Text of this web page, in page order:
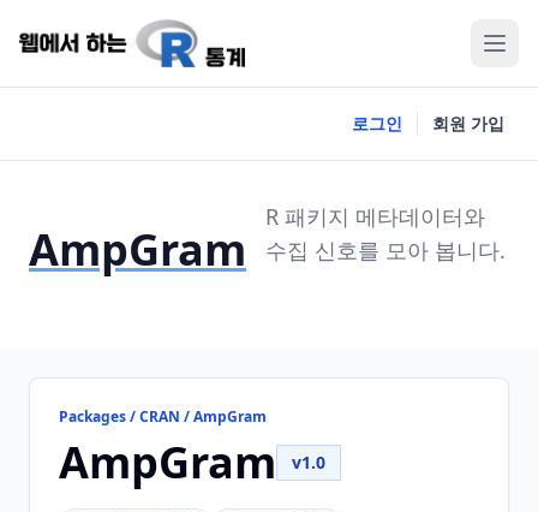
로그인 회원 가입
AmpGram
R 패키지 메타데이터와
수집 신호를 모아 봅니다.
Packages / CRAN / AmpGram
AmpGram v1.0